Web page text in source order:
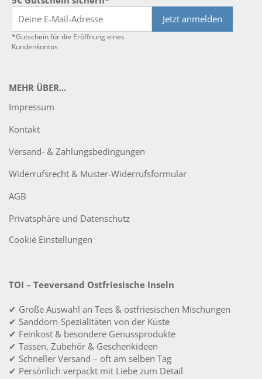
Jetzt anmelden
*Gutschein für die Eröffnung eines
Kundenkontos
MEHR ÜBER...
Impressum
Kontakt
Versand- & Zahlungsbedingungen
Widerrufsrecht & Muster-Widerrufsformular
AGB
Privatsphäre und Datenschutz
Cookie Einstellungen
TOI – Teeversand Ostfriesische Inseln
✔ Große Auswahl an Tees & ostfriesischen Mischungen
✔ Sanddorn-Spezialitäten von der Küste
✔ Feinkost & besondere Genussprodukte
✔ Tassen, Zubehör & Geschenkideen
✔ Schneller Versand – oft am selben Tag
✔ Persönlich verpackt mit Liebe zum Detail